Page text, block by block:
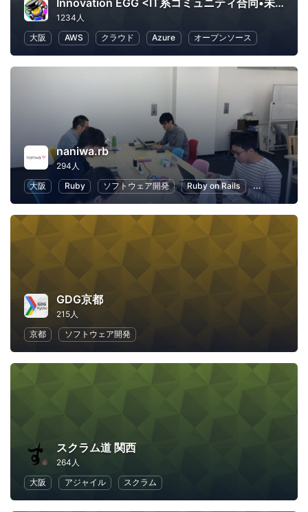
Innovation EGG <IT系コミュニティ合同•未経験者向け勉強会>
1234人
大阪
AWS クラウド Azure オープンソース
naniwa.rb
294人
大阪
Ruby ソフトウェア開発 Ruby on Rails IoT 初心
GDG京都
215人
京都
ソフトウェア開発
スクラム道 関西
264人
大阪
アジャイル スクラム